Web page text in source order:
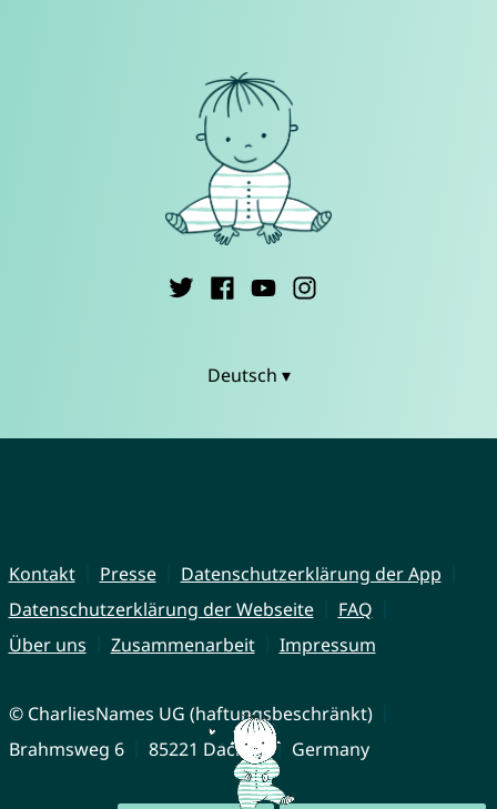
Deutsch ▾
Kontakt Presse
Datenschutzerklärung der App
Datenschutzerklärung der Webseite
FAQ
Über uns
Zusammenarbeit Impressum
© CharliesNames UG (haftungsbeschränkt)
Brahmsweg 6
85221 Dachau Germany